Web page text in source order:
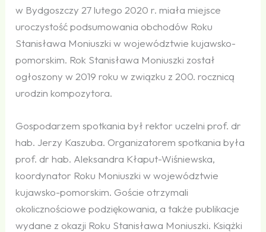
w Bydgoszczy 27 lutego 2020 r. miała miejsce
uroczystość podsumowania obchodów Roku
Stanisława Moniuszki w województwie kujawsko-
pomorskim. Rok Stanisława Moniuszki został
ogłoszony w 2019 roku w związku z 200. rocznicą
urodzin kompozytora.
Gospodarzem spotkania był rektor uczelni prof. dr
hab. Jerzy Kaszuba. Organizatorem spotkania była
prof. dr hab. Aleksandra Kłaput-Wiśniewska,
koordynator Roku Moniuszki w województwie
kujawsko-pomorskim. Goście otrzymali
okolicznościowe podziękowania, a także publikacje
wydane z okazji Roku Stanisława Moniuszki. Książki